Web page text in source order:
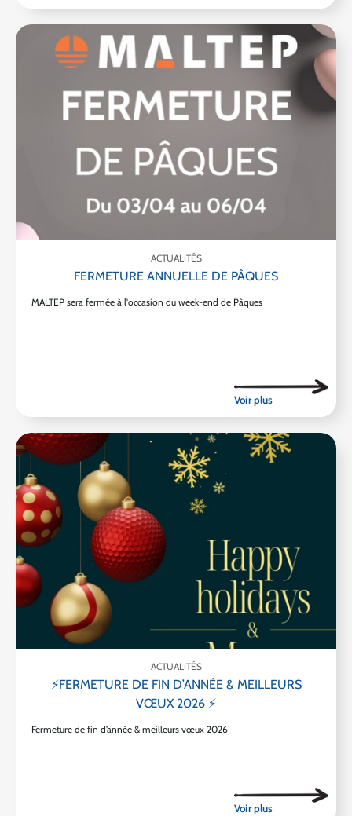
ACTUALITÉS
FERMETURE ANNUELLE DE PÂQUES
MALTEP sera fermée à l'occasion du week-end de Pâques
ACTUALITÉS
⚡FERMETURE DE FIN D’ANNÉE & MEILLEURS
VŒUX 2026 ⚡
Fermeture de fin d’année & meilleurs vœux 2026